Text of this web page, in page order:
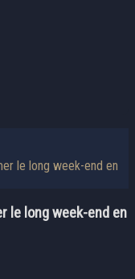
le long week-end en
le long week-end en